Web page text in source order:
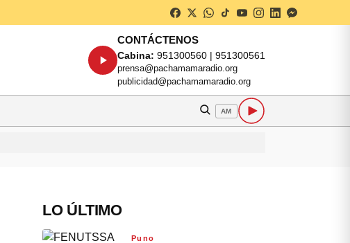
CONTÁCTENOS
Cabina: 951300560 | 951300561
prensa@pachamamaradio.org
publicidad@pachamamaradio.org
AM
LO ÚLTIMO
Puno